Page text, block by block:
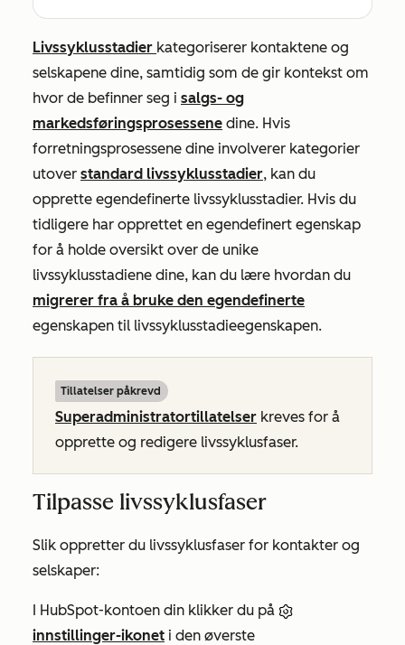
Livssyklusstadier kategoriserer kontaktene og
selskapene dine, samtidig som de gir kontekst om
hvor de befinner seg i salgs- og
markedsføringsprosessene dine. Hvis
forretningsprosessene dine involverer kategorier
utover standard livssyklusstadier, kan du
opprette egendefinerte livssyklusstadier. Hvis du
tidligere har opprettet en egendefinert egenskap
for å holde oversikt over de unike
livssyklusstadiene dine, kan du lære hvordan du
migrerer fra å bruke den egendefinerte
egenskapen til livssyklusstadieegenskapen.
Tillatelser påkrevd
Superadministratortillatelser kreves for å
opprette og redigere livssyklusfaser.
Tilpasse livssyklusfaser
Slik oppretter du livssyklusfaser for kontakter og
selskaper:
I HubSpot-kontoen din klikker du på
innstillinger-ikonet i den øverste